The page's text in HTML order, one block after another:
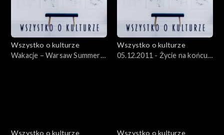
Wszystko o kulturze
Wakacje – Warsaw Summer
Wszystko o kulturze
05.12.2011 - Życie na końcu
Wszystko o kulturze
Wszystko o kulturze